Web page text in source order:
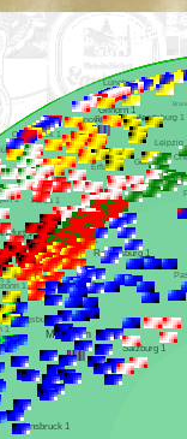
Gifhorn 1
München 1
Frankfurt 1
Stuttgart 1
Nürnberg 1
Hannover 1
Salzburg 1
Regensburg 1
Magdeburg 1
Erfurt 1
Fulda 1
Dortmund 1
Gera 1
Innsbruck 1
Heilbronn 1
Ulm 1
Würzburg 1
Braunschweig 1
Lüneburg 1
Osnabrück 1
Münster 1
Siegen 1
Kaiserslautern 1
Augsburg 1
Ingolstadt 1
Ansbach 1